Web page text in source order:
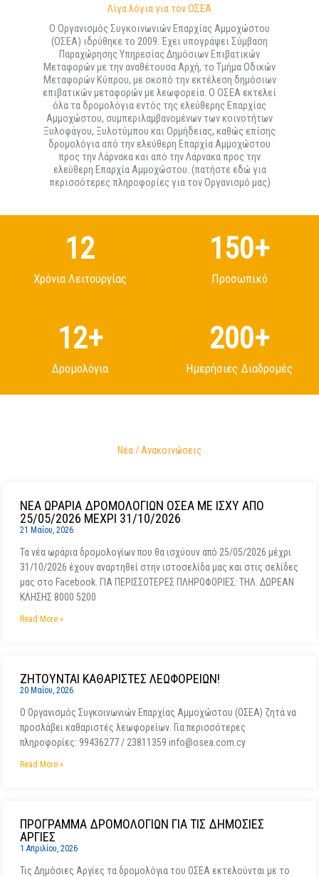
Λίγα λόγια για τον ΟΣΕΑ
Ο Οργανισμός Συγκοινωνιών Επαρχίας Αμμοχώστου
(ΟΣΕΑ) ιδρύθηκε το 2009. Έχει υπογράψει Σύμβαση
Παραχώρησης Υπηρεσίας Δημόσιων Επιβατικών
Μεταφορών με την αναθέτουσα Αρχή, το Τμήμα Οδικών
Μεταφορών Κύπρου, με σκοπό την εκτέλεση δημόσιων
επιβατικών μεταφορών με λεωφορεία. Ο ΟΣΕΑ εκτελεί
όλα τα δρομολόγια εντός της ελεύθερης Επαρχίας
Αμμοχώστου, συμπεριλαμβανομένων των κοινοτήτων
Ξυλοφάγου, Ξυλοτύμπου και Ορμήδειας, καθώς επίσης
δρομολόγια από την ελεύθερη Επαρχία Αμμοχώστου
προς την Λάρνακα και από την Λάρνακα προς την
ελεύθερη Επαρχία Αμμοχώστου. (πατήστε εδώ για
περισσότερες πληροφορίες για τον Οργανισμό μας)
Χρόνια Λειτουργίας
13
Προσωπικό
150+
Δρομολόγια
14+
Ημερήσιες Διαδρομές
200+
Νέα / Ανακοινώσεις
ΝΕΑ ΩΡΑΡΙΑ ΔΡΟΜΟΛΟΓΙΩΝ ΟΣΕΑ ΜΕ ΙΣΧΥ ΑΠΟ
25/05/2026 ΜΕΧΡΙ 31/10/2026
21 Μαΐου, 2026
Τα νέα ωράρια δρομολογίων που θα ισχύουν από 25/05/2026 μέχρι
31/10/2026 έχουν αναρτηθεί στην ιστοσελίδα μας και στις σελίδες
μας στο Facebook. ΓΙΑ ΠΕΡΙΣΣΟΤΕΡΕΣ ΠΛΗΡΟΦΟΡΙΕΣ: ΤΗΛ. ΔΩΡΕΑΝ
ΚΛΗΣΗΣ 8000 5200
Read More »
ΖΗΤΟΥΝΤΑΙ ΚΑΘΑΡΙΣΤΕΣ ΛΕΩΦΟΡΕΙΩΝ!
20 Μαΐου, 2026
Ο Οργανισμός Συγκοινωνιών Επαρχίας Αμμοχώστου (ΟΣΕΑ) ζητά να
προσλάβει καθαριστές λεωφορείων. Για περισσότερες
πληροφορίες: 99436277 / 23811359 info@osea.com.cy
Read More »
ΠΡΟΓΡΑΜΜΑ ΔΡΟΜΟΛΟΓΙΩΝ ΓΙΑ ΤΙΣ ΔΗΜΟΣΙΕΣ
ΑΡΓΙΕΣ
1 Απριλίου, 2026
Τις Δημόσιες Αργίες τα δρομολόγια του ΟΣΕΑ εκτελούνται με το